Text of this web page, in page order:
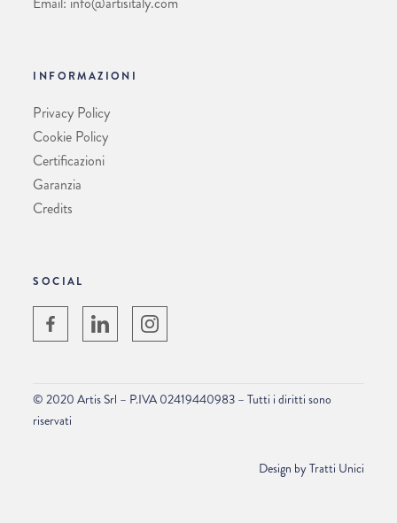
INFORMAZIONI
Privacy Policy
Cookie Policy
Certificazioni
Garanzia
Credits
SOCIAL
© 2020 Artis Srl – P.IVA 02419440983 – Tutti i diritti sono
riservati
Design byTratti Unici